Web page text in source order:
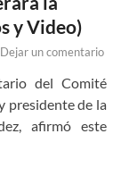
y Video)
Dejar un comentario
del Comité
presidente de la
afirmó este